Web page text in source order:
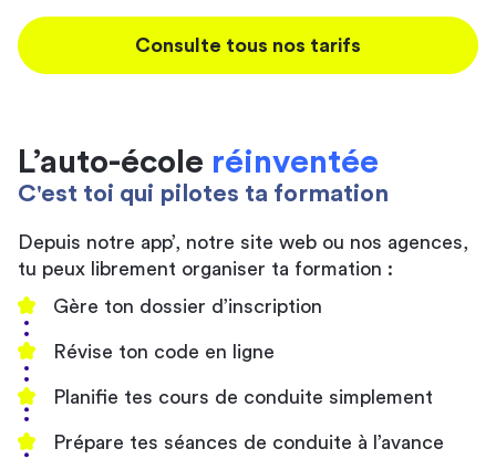
Consulte tous nos tarifs
L’auto-école réinventée
C'est toi qui pilotes ta formation
Depuis notre app’, notre site web ou nos agences,
tu peux librement organiser ta formation :
Gère ton dossier d’inscription
Révise ton code en ligne
Planifie tes cours de conduite simplement
Prépare tes séances de conduite à l’avance